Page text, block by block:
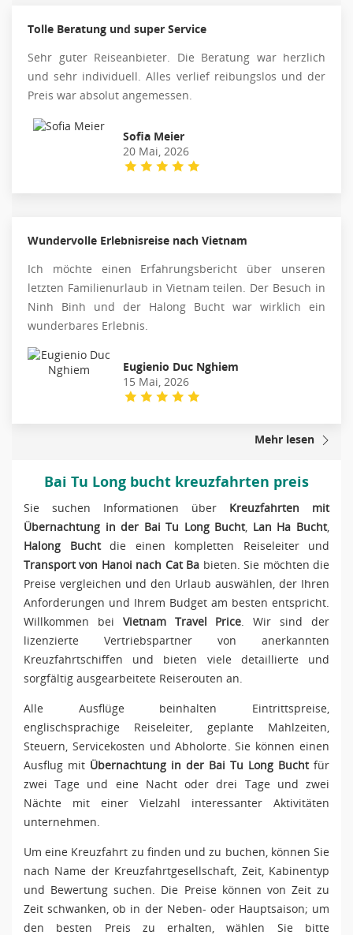
Tolle Beratung und super Service
Sehr guter Reiseanbieter. Die Beratung war herzlich
und sehr individuell. Alles verlief reibungslos und der
Preis war absolut angemessen.
Sofia Meier
20 Mai, 2026
Wundervolle Erlebnisreise nach Vietnam
Ich möchte einen Erfahrungsbericht über unseren
letzten Familienurlaub in Vietnam teilen. Der Besuch in
Ninh Binh und der Halong Bucht war wirklich ein
wunderbares Erlebnis.
Eugienio Duc Nghiem
15 Mai, 2026
Mehr lesen
Bai Tu Long bucht kreuzfahrten preis
Sie suchen Informationen über Kreuzfahrten mit
Übernachtung in der Bai Tu Long Bucht, Lan Ha Bucht,
Halong Buchtdie einen kompletten Reiseleiter und
Transport von Hanoi nach Cat Ba bieten. Sie möchten die
Preise vergleichen und den Urlaub auswählen, der Ihren
Anforderungen und Ihrem Budget am besten entspricht.
Willkommen bei Vietnam Travel Price. Wir sind der
lizenzierte Vertriebspartner von anerkannten
Kreuzfahrtschiffen und bieten viele detaillierte und
sorgfältig ausgearbeitete Reiserouten an.
Alle Ausflüge beinhalten Eintrittspreise,
englischsprachige Reiseleiter, geplante Mahlzeiten,
Steuern, Servicekosten und Abholorte. Sie können einen
Ausflug mit Übernachtung in der Bai Tu Long Bucht für
zwei Tage und eine Nacht oder drei Tage und zwei
Nächte mit einer Vielzahl interessanter Aktivitäten
unternehmen.
Um eine Kreuzfahrt zu finden und zu buchen, können Sie
nach Name der Kreuzfahrtgesellschaft, Zeit, Kabinentyp
und Bewertung suchen. Die Preise können von Zeit zu
Zeit schwanken, ob in der Neben- oder Hauptsaison; um
den besten Preis zu erhalten, wählen Sie bitte